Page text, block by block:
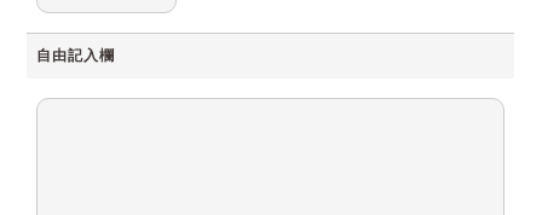
自由記入欄